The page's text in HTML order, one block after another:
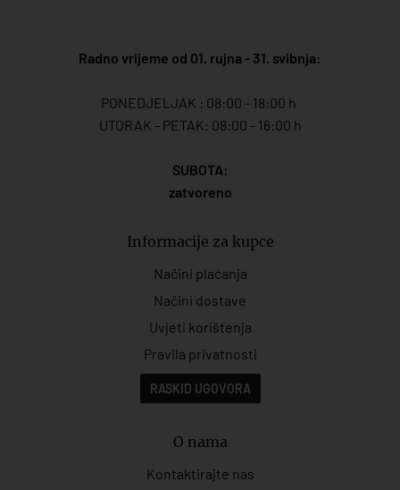
Radno vrijeme od 01. rujna - 31. svibnja:
PONEDJELJAK : 08:00 - 18:00 h
UTORAK - PETAK: 08:00 - 16:00 h
SUBOTA:
zatvoreno
Informacije za kupce
Načini plaćanja
Načini dostave
Uvjeti korištenja
Pravila privatnosti
RASKID UGOVORA
O nama
Kontaktirajte nas